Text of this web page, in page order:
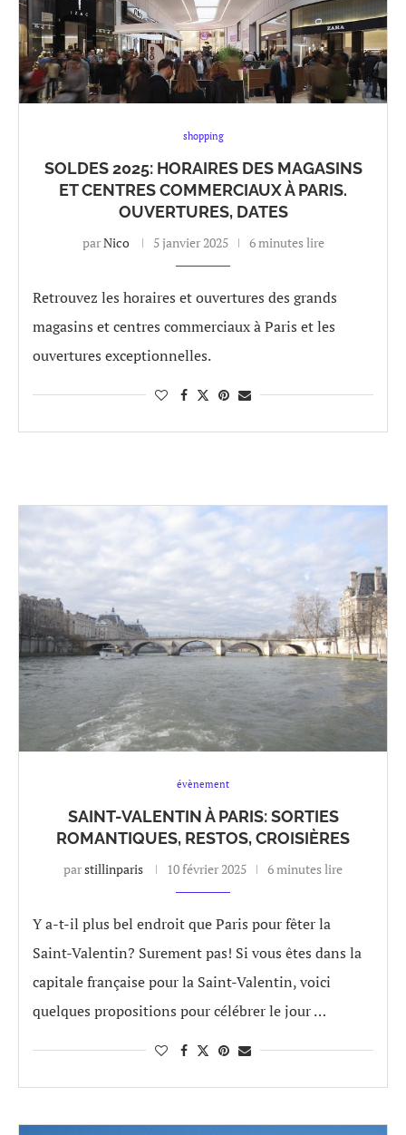
shopping
SOLDES 2025: HORAIRES DES MAGASINS
ET CENTRES COMMERCIAUX À PARIS.
OUVERTURES, DATES
parNico 5 janvier 2025 6 minutes lire
Retrouvez les horaires et ouvertures des grands
magasins et centres commerciaux à Paris et les
ouvertures exceptionnelles.
évènement
SAINT-VALENTIN À PARIS: SORTIES
ROMANTIQUES, RESTOS, CROISIÈRES
parstillinparis 10 février 2025 6 minutes lire
Y a-t-il plus bel endroit que Paris pour fêter la
Saint-Valentin? Surement pas! Si vous êtes dans la
capitale française pour la Saint-Valentin, voici
quelques propositions pour célébrer le jour …